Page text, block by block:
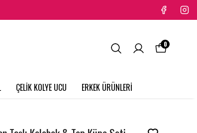
ÇELİK KOLYE UCU ERKEK ÜRÜNLERİ
0